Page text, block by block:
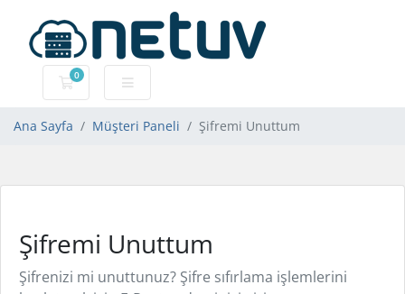
0
Sepet
Ana Sayfa Müşteri Paneli Şifremi Unuttum
Şifremi Unuttum
Şifrenizi mi unuttunuz? Şifre sıfırlama işlemlerini